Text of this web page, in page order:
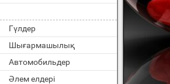
Гүлдер
Шығармашылық
Автомобильдер
Әлем елдері